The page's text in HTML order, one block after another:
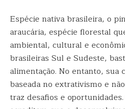
Espécie nativa brasileira, o
araucária, espécie florestal
ambiental, cultural e
brasileiras Sul e Sudeste,
alimentação. No entanto, sua
baseada no extrativismo e
traz desafios e